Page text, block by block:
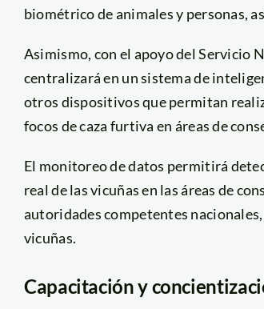
biométrico de animales y personas,
Asimismo, con el apoyo del Servicio
centralizará en un sistema de
otros dispositivos que permitan
focos de caza furtiva en áreas de
El monitoreo de datos permitirá
real de las vicuñas en las áreas de
autoridades competentes
vicuñas.
Capacitación y